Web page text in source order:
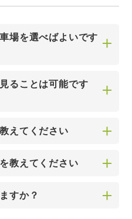
場を選べばよいです
ることは可能です
えてください
教えてください
すか？